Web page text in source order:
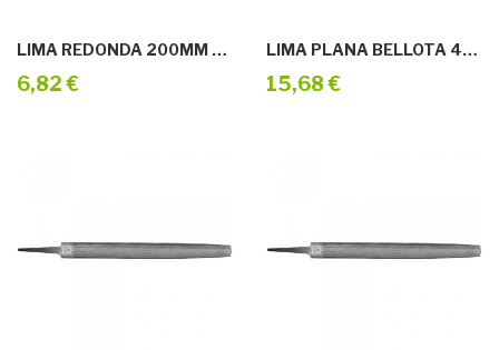
LIMA REDONDA 200MM M/BIMAT.GRANO ENTREF.
6,82 €
LIMA PLANA BELLOTA 4001-B.10
15,68 €